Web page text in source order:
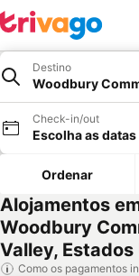
Destino
Woodbury
Check-in/out
Escolha as datas
Ordenar
Alojamentos
Woodbury
Valley,
Como os pagamentos